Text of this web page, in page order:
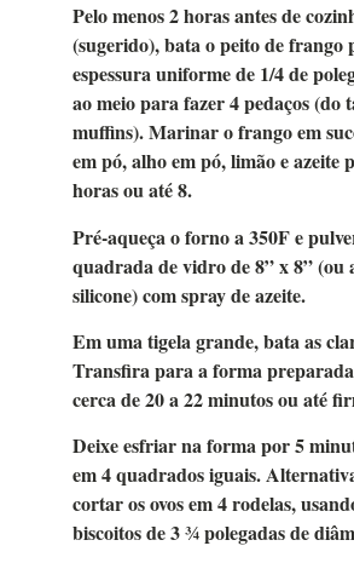
Pelo menos 2 horas antes de
(sugerido), bata o peito de frango
espessura uniforme de 1/4 de
ao meio para fazer 4 pedaços (do
muffins). Marinar o frango em
em pó, alho em pó, limão e azeite
horas ou até 8.
Pré-aqueça o forno a 350F e
quadrada de vidro de 8” x 8” (ou
silicone) com spray de azeite.
Em uma tigela grande, bata as
Transfira para a forma
cerca de 20 a 22 minutos ou até
Deixe esfriar na forma por 5
em 4 quadrados iguais.
cortar os ovos em 4 rodelas,
biscoitos de 3 ¾ polegadas de